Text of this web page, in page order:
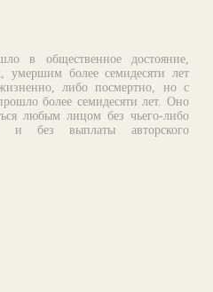
в общественное достояние,
умершим более семидесяти лет
либо посмертно, но с
более семидесяти лет. Оно
любым лицом без чьего-либо
и без выплаты авторского